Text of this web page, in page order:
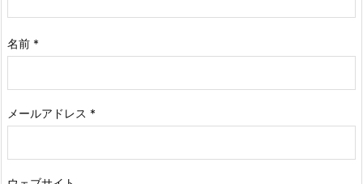
名前 *
メールアドレス *